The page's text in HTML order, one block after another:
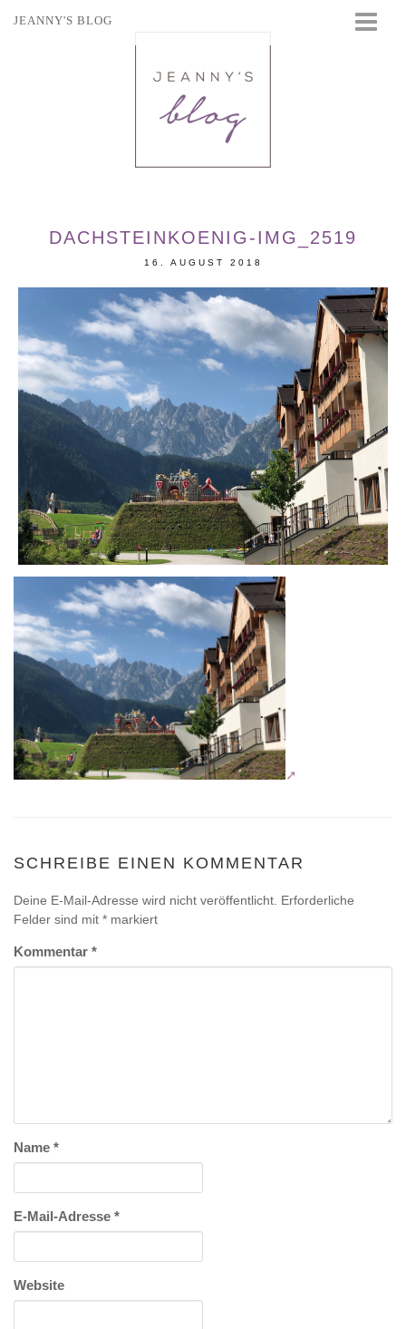
JEANNY'S BLOG
DACHSTEINKOENIG-IMG_2519
16. AUGUST 2018
SCHREIBE EINEN KOMMENTAR
Deine E-Mail-Adresse wird nicht veröffentlicht. Erforderliche
Felder sind mit * markiert
Kommentar *
Name *
E-Mail-Adresse *
Website